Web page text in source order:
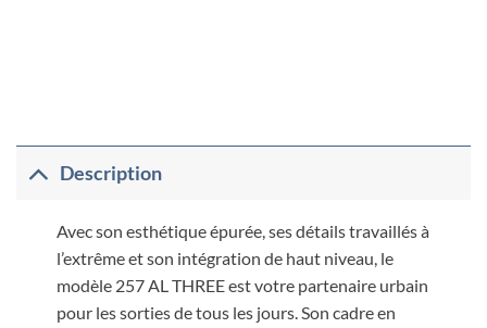
Description
Avec son esthétique épurée, ses détails travaillés à
l’extrême et son intégration de haut niveau, le
modèle 257 AL THREE est votre partenaire urbain
pour les sorties de tous les jours. Son cadre en